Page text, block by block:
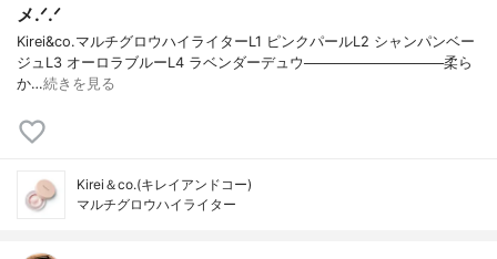
メ.ᐟ.ᐟ
Kirei&co.マルチグロウハイライターL1 ピンクパールL2 シャンパンベー
ジュL3 オーロラブルーL4 ラベンダーデュウ──────────────柔ら
か…続きを見る
Kirei＆co.(キレイアンドコー)
マルチグロウハイライター